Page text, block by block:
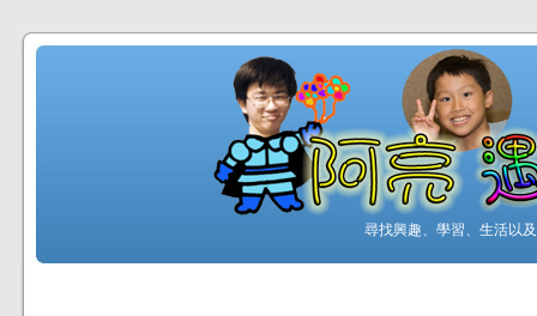
尋找興趣、學習、生活以